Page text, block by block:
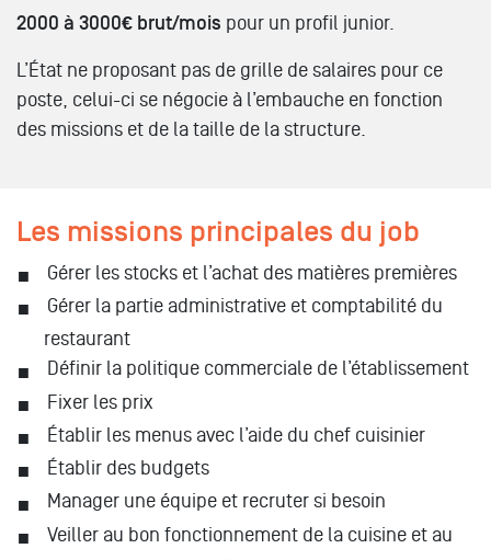
2000 à 3000€ brut/mois pour un profil junior.
L’État ne proposant pas de grille de salaires pour ce
poste, celui-ci se négocie à l’embauche en fonction
des missions et de la taille de la structure.
Les missions principales du job
Gérer les stocks et l’achat des matières premières
Gérer la partie administrative et comptabilité du
restaurant
Définir la politique commerciale de l’établissement
Fixer les prix
Établir les menus avec l’aide du chef cuisinier
Établir des budgets
Manager une équipe et recruter si besoin
Veiller au bon fonctionnement de la cuisine et au